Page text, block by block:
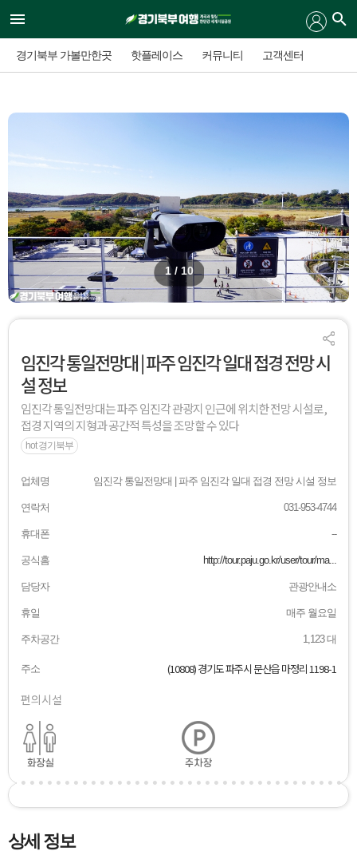
경기북부 가볼만한곳 핫플레이스 커뮤니티 고객센터
1/ 10
임진각 통일전망대 | 파주 임진각 일대 접경 전망 시
설 정보
임진각 통일전망대는 파주 임진각 관광지 인근에 위치한 전망 시설로,
접경 지역의 지형과 공간적 특성을 조망할 수 있다
hot 경기북부
업체명 임진각 통일전망대 | 파주 임진각 일대 접경 전망 시설 정보
연락처 031-953-4744
휴대폰 --
공식홈 http://tour.paju.go.kr/user/tour/ma...
담당자 관광안내소
휴일 매주 월요일
주차공간 1,123 대
주소 (10808) 경기도 파주시 문산읍 마정리 1198-1
편의시설
상세 정보